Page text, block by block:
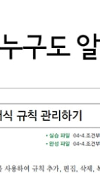
만들기
)에 이름 붙이기